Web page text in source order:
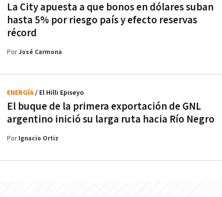
La City apuesta a que bonos en dólares suban
hasta 5% por riesgo país y efecto reservas
récord
PorJosé Carmona
El buque de la primera exportación de GNL
argentino inició su larga ruta hacia Río Negro
ENERGÍA/ El Hilli Episeyo
PorIgnacio Ortiz